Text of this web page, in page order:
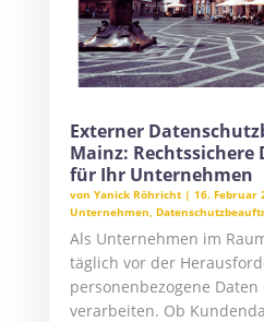
Externer
Mainz: Rechtssichere
für Ihr Unternehmen
von Yanick Röhricht| 16. Februar
Unternehmen
Als Unternehmen im
täglich vor der
personenbezogene
verarbeiten. Ob